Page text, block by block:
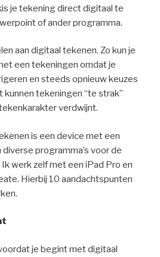
je tekening direct digitaal te
of ander programma.
aan digitaal tekenen. Zo kun je
een tekeningen omdat je
en steeds opnieuw keuzes
kunnen tekeningen “te strak”
verdwijnt.
is een device met een
diverse programma’s voor de
werk zelf met een iPad Pro en
Hierbij 10 aandachtspunten
je begint met digitaal